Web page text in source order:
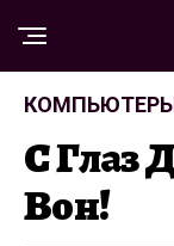
С Глаз
Вон!